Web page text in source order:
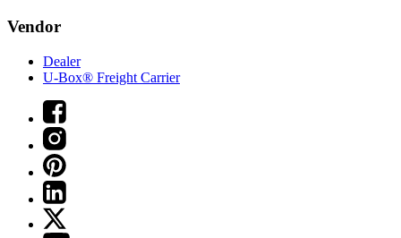
Vendor
Dealer
U-Box® Freight Carrier